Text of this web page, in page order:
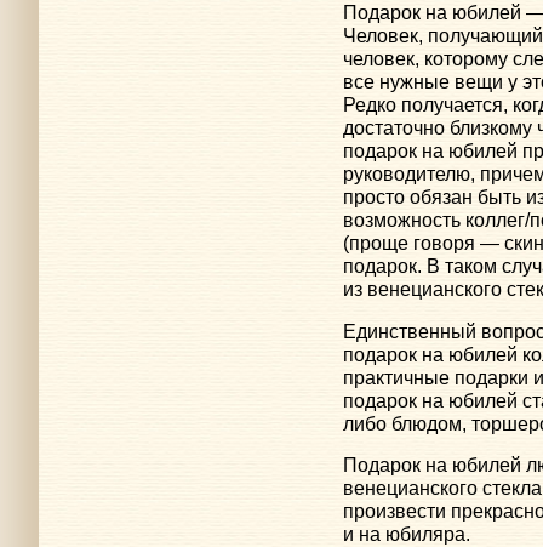
Подарок на юбилей
Человек,
человек, которому
все нужные вещи у
Редко получается,
достаточно
подарок на юбилей
руководителю,
просто обязан быть
возможность коллег/
(проще говоря —
подарок. В таком
из венецианского
Единственный
подарок на юбилей
практичные подарки
подарок на юбилей
либо блюдом,
Подарок на юбилей
венецианского
произвести
и на юбиляра.